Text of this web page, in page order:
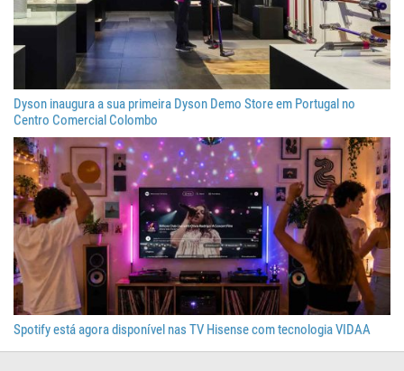
Dyson inaugura a sua primeira Dyson Demo Store em Portugal no
Centro Comercial Colombo
Spotify está agora disponível nas TV Hisense com tecnologia VIDAA